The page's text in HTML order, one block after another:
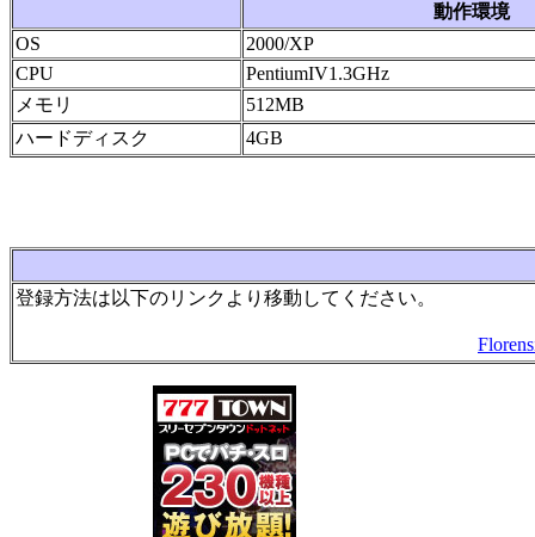
動作環境
OS
2000/XP
CPU
PentiumIV1.3GHz
メモリ
512MB
ハードディスク
4GB
登録方法は以下のリンクより移動してください。